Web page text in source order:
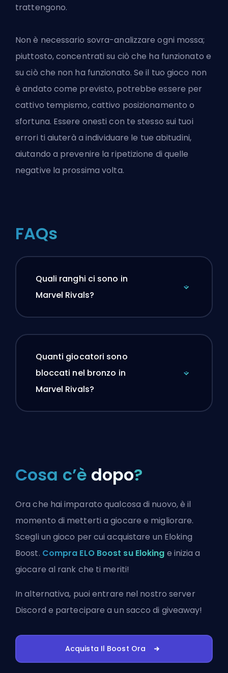
trattengono.
Non è necessario sovra-analizzare ogni mossa;
piuttosto, concentrati su ciò che ha funzionato e
su ciò che non ha funzionato. Se il tuo gioco non
è andato come previsto, potrebbe essere per
cattivo tempismo, cattivo posizionamento o
sfortuna. Essere onesti con te stesso sui tuoi
errori ti aiuterà a individuare le tue abitudini,
aiutando a prevenire la ripetizione di quelle
negative la prossima volta.
FAQs
Quali ranghi ci sono in
Marvel Rivals?
Quanti giocatori sono
bloccati nel bronzo in
Marvel Rivals?
Cosa c’è dopo?
Ora che hai imparato qualcosa di nuovo, è il
momento di metterti a giocare e migliorare.
Scegli un gioco per cui acquistare un Eloking
Boost. Compra ELO Boost su Eloking e inizia a
giocare al rank che ti meriti!
In alternativa, puoientrare nel nostro server
Discord e partecipare a un sacco di giveaway!
Acquista Il Boost Ora